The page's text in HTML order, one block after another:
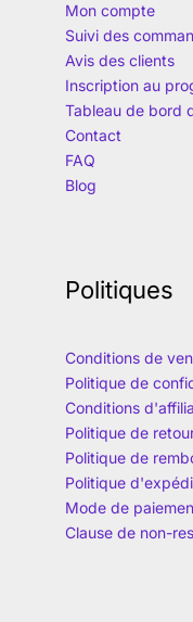
Mon compte
Suivi des
Avis des clients
Inscription au
Tableau de bord
Contact
FAQ
Blog
Politiques
Conditions de
Politique de
Conditions
Politique de
Politique de
Politique
Mode de
Clause de non-